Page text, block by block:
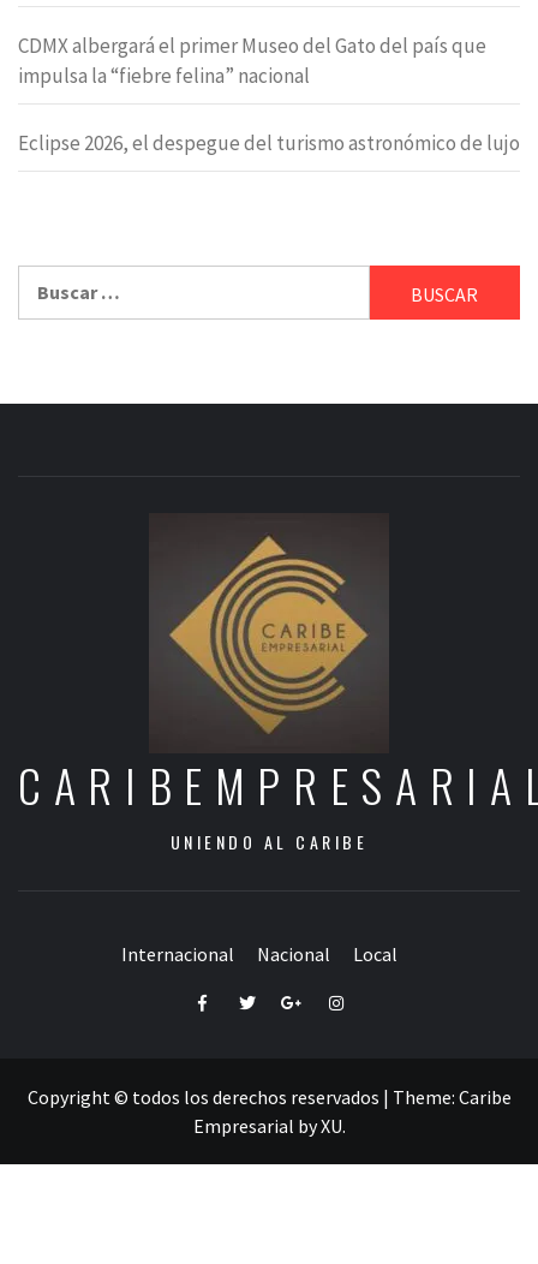
CDMX albergará el primer Museo del Gato del país que
impulsa la “fiebre felina” nacional
Eclipse 2026, el despegue del turismo astronómico de lujo
UNIENDO AL CARIBE
Internacional Nacional Local
FacebookTwitterGoogle+Instagram
Copyright © todos los derechos reservados | Theme: Caribe
Empresarial byXU.